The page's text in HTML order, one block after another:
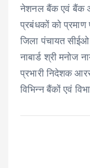
नेशनल बैंक एवं बैंक
प्रबंधकों को
जिला पंचायत
नाबार्ड श्री मनोज
प्रभारी निदेशक
विभिन्न बैंकों एवं